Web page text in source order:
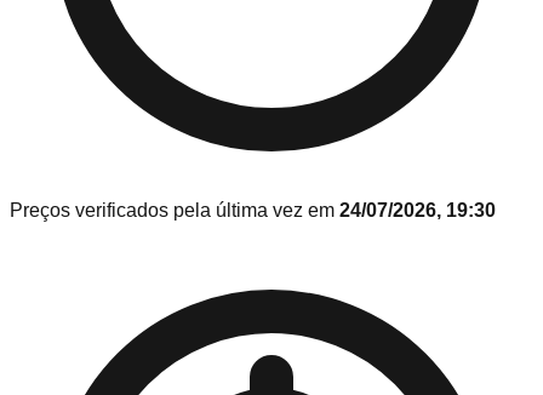
Preços verificados pela última vez em 24/07/2026, 19:30